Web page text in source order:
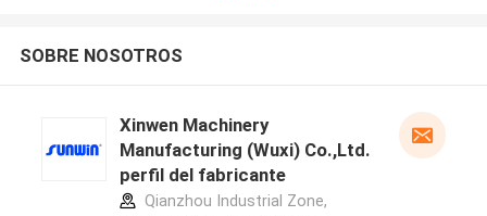
SOBRE NOSOTROS
Xinwen Machinery
Manufacturing (Wuxi) Co.,Ltd.
perfil del fabricante
Qianzhou Industrial Zone,